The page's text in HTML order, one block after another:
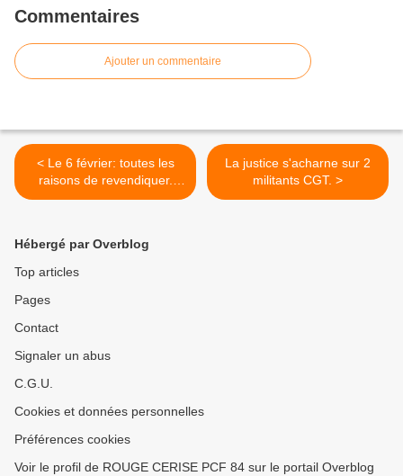
Commentaires
Ajouter un commentaire
< Le 6 février: toutes les
raisons de revendiquer.
Communiqué du PCF
La justice s'acharne sur 2
militants CGT. >
Hébergé par Overblog
Top articles
Pages
Contact
Signaler un abus
C.G.U.
Cookies et données personnelles
Préférences cookies
Voir le profil de ROUGE CERISE PCF 84 sur le portail Overblog